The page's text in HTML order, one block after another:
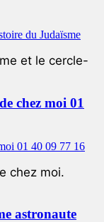
et le cercle-
chez moi 01
chez moi.
astronaute